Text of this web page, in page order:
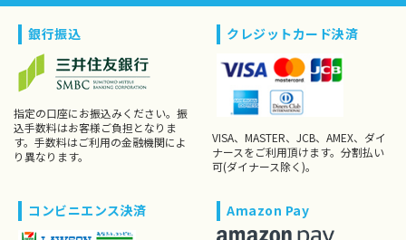
銀行振込
指定の口座にお振込みください。振
込手数料はお客様ご負担となりま
す。手数料はご利用の金融機関によ
り異なります。
クレジットカード決済
VISA、MASTER、JCB、AMEX、ダイ
ナースをご利用頂けます。分割払い
可(ダイナース除く)。
コンビニエンス決済 Amazon Pay